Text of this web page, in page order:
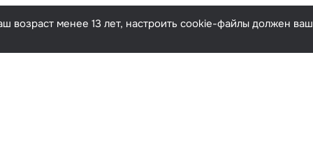
возраст менее 13 лет, настроить cookie-файлы должен ваш